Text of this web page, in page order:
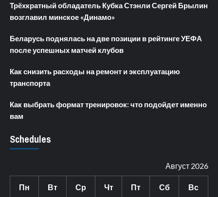
Трёхкратный обладатель Кубка Стэнли Сергей Брылин
возглавил минское «Динамо»
Беларусь поднялась на две позиции в рейтинге УЕФА
после успешных матчей клубов
Как снизить расходы на ремонт и эксплуатацию
транспорта
Как выбрать формат тренировок: что подойдет именно
вам
Schedules
Август 2026
Пн Вт Ср Чт Пт Сб Вс